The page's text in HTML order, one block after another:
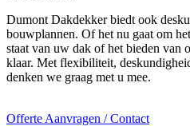
Dumont Dakdekker biedt ook
bouwplannen. Of het nu gaat om
staat van uw dak of het bieden van
klaar. Met flexibiliteit,
denken we graag met u mee.
Offerte Aanvragen / Contact